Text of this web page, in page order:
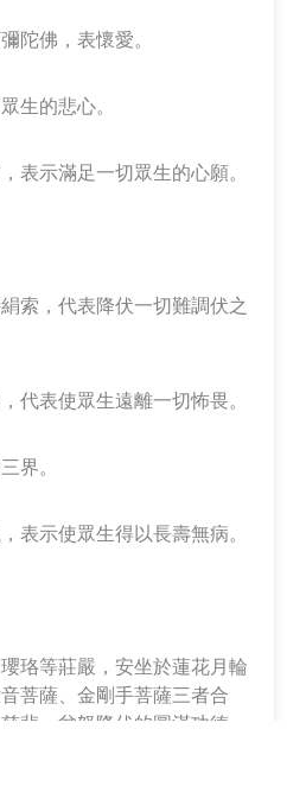
陀佛，表懷愛。
生的悲心。
表示滿足一切眾生的心願。
索，代表降伏一切難調伏之
代表使眾生遠離一切怖畏。
界。
表示使眾生得以長壽無病。
珞等莊嚴，安坐於蓮花月輪
菩薩、金剛手菩薩三者合
悲、忿怒降伏的圓滿功德。